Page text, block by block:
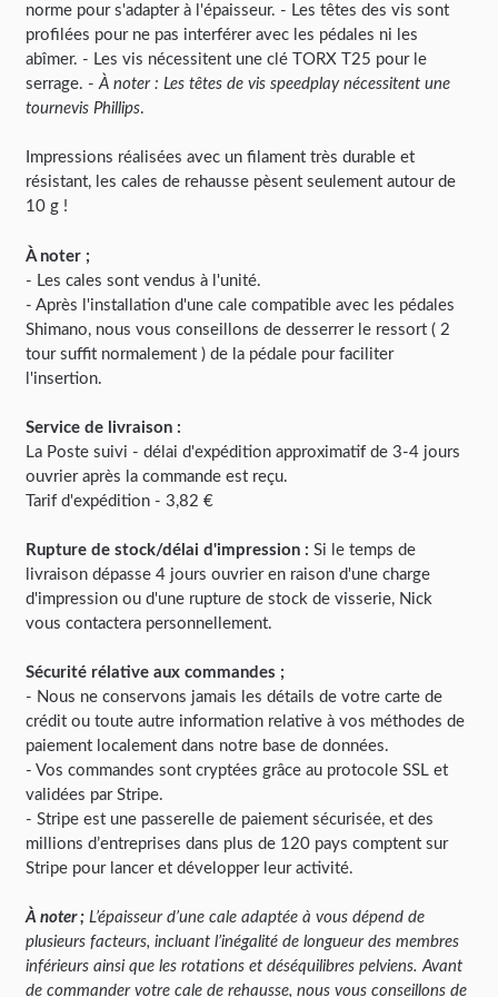
norme pour s'adapter à l'épaisseur. - Les têtes des vis sont
profilées pour ne pas interférer avec les pédales ni les
abîmer. - Les vis nécessitent une clé TORX T25 pour le
serrage. -À noter : Les têtes de vis speedplay nécessitent une
tournevis Phillips.
Impressions réalisées avec un filament très durable et
résistant, les cales de rehausse pèsent seulement autour de
10 g !
À noter ;
- Les cales sont vendus à l'unité.
- Après l'installation d'une cale compatible avec les pédales
Shimano, nous vous conseillons de desserrer le ressort ( 2
tour suffit normalement ) de la pédale pour faciliter
l'insertion.
Service de livraison :
La Poste suivi - délai d'expédition approximatif de 3-4 jours
ouvrier après la commande est reçu.
Tarif d'expédition - 3,82 €
Rupture de stock/délai d'impression : Si le temps de
livraison dépasse 4 jours ouvrier en raison d'une charge
d'impression ou d'une rupture de stock de visserie, Nick
vous contactera personnellement.
Sécurité rélative aux commandes ;
- Nous ne conservons jamais les détails de votre carte de
crédit ou toute autre information relative à vos méthodes de
paiement localement dans notre base de données.
- Vos commandes sont cryptées grâce au protocole SSL et
validées par Stripe.
- Stripe est une passerelle de paiement sécurisée, et des
millions d’entreprises dans plus de 120 pays comptent sur
Stripe pour lancer et développer leur activité.
À noter ; L’épaisseur d’une cale adaptée à vous dépend de
plusieurs facteurs, incluant l’inégalité de longueur des membres
inférieurs ainsi que les rotations et déséquilibres pelviens. Avant
de commander votre cale de rehausse, nous vous conseillons de